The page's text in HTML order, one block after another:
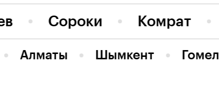
Комрат
Сороки
Алматы Шымкент